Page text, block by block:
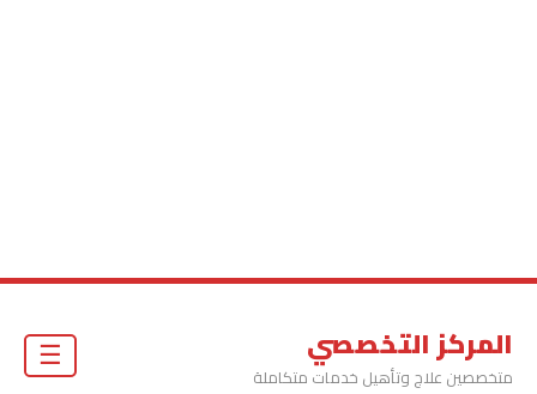
المركز التخصصي
متخصصين علاج وتأهيل خدمات متكاملة